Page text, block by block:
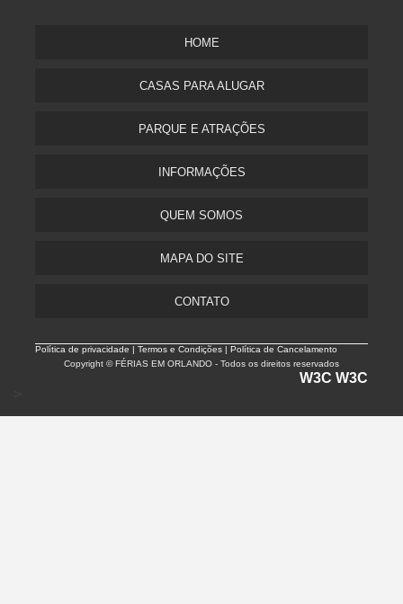
HOME
CASAS PARA ALUGAR
PARQUE E ATRAÇÕES
INFORMAÇÕES
QUEM SOMOS
MAPA DO SITE
CONTATO
Política de privacidade |Termos e Condições | Política de Cancelamento
Copyright © FÉRIAS EM ORLANDO - Todos os direitos reservados
W3C W3C